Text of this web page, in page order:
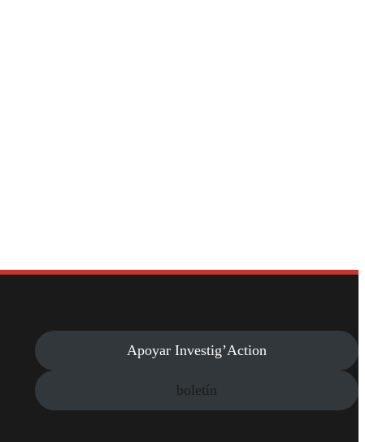
Apoyar Investig’Action
boletín